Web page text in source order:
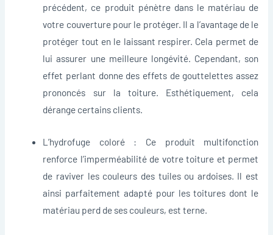
précédent, ce produit pénètre dans le matériau de
votre couverture pour le protéger. Il a l’avantage de le
protéger tout en le laissant respirer. Cela permet de
lui assurer une meilleure longévité. Cependant, son
effet perlant donne des effets de gouttelettes assez
prononcés sur la toiture. Esthétiquement, cela
dérange certains clients.
L’hydrofuge coloré : Ce produit multifonction
renforce l’imperméabilité de votre toiture et permet
de raviver les couleurs des tuiles ou ardoises. Il est
ainsi parfaitement adapté pour les toitures dont le
matériau perd de ses couleurs, est terne.